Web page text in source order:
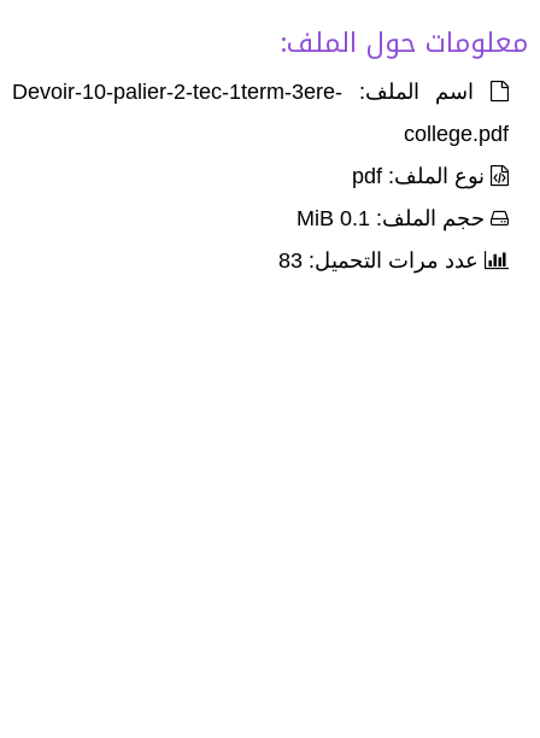
معلومات حول الملف:
اسم الملف: Devoir-10-palier-2-tec-1term-3ere-
college.pdf
نوع الملف: pdf
حجم الملف: 0.1 MiB
عدد مرات التحميل: 83